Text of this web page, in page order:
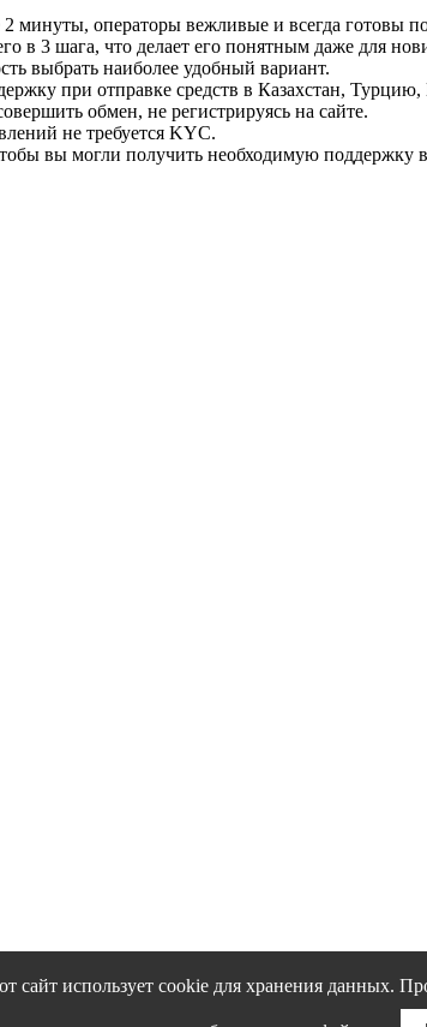
минуты, операторы вежливые и всегда готовы
в 3 шага, что делает его понятным даже для
выбрать наиболее удобный вариант.
при отправке средств в Казахстан,
обмен, не регистрируясь на сайте.
не требуется KYC.
вы могли получить необходимую поддержку
сайт использует cookie для хранения данных.